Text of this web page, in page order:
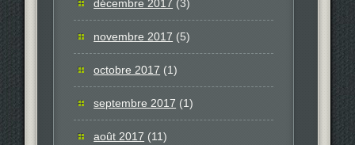
décembre 2017 (3)
novembre 2017 (5)
octobre 2017 (1)
septembre 2017 (1)
août 2017 (11)